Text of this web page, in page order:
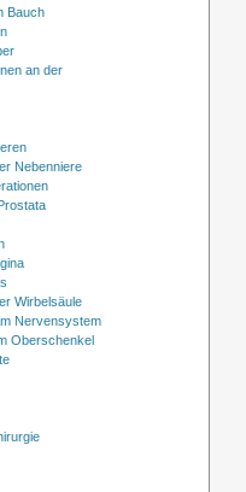
Bauch
an der
Nebenniere
Wirbelsäule
Nervensystem
Oberschenkel